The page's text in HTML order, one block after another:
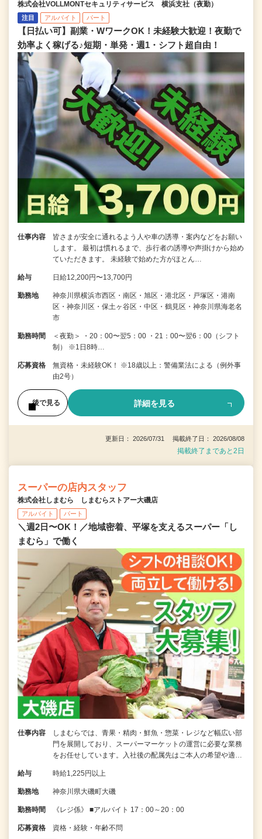
株式会社VOLLMONTセキュリティサービス 横浜支社（夜勤）
注目 アルバイト パート
【日払い可】副業・WワークOK！未経験大歓迎！夜勤で
効率よく稼げる♪短期・単発・週1・シフト超自由！
仕事内容
皆さまが安全に通れるよう人や車の誘導・案内などをお願い
します。 最初は慣れるまで、歩行者の誘導や声掛けから始め
ていただきます。 未経験で始めた方がほとん…
給与 日給12,200円〜13,700円
勤務地
神奈川県横浜市西区・南区・旭区・港北区・戸塚区・港南
区・神奈川区・保土ヶ谷区・中区・鶴見区・神奈川県海老名
市
勤務時間
＜夜勤＞ ・20：00〜翌5：00 ・21：00〜翌6：00（シフト
制） ※1日8時…
応募資格
無資格・未経験OK！ ※18歳以上：警備業法による（例外事
由2号）
後で見る 詳細を見る
更新日： 2026/07/31 掲載終了日： 2026/08/08
掲載終了まであと2日
スーパーの店内スタッフ
株式会社しまむら しまむらストアー大磯店
アルバイト パート
＼週2日〜OK！／地域密着、平塚を支えるスーパー「し
まむら」で働く
仕事内容
しまむらでは、青果・精肉・鮮魚・惣菜・レジなど幅広い部
門を展開しており、スーパーマーケットの運営に必要な業務
をお任せしています。入社後の配属先はご本人の希望や適…
給与 時給1,225円以上
勤務地 神奈川県大磯町大磯
勤務時間 《レジ係》 ■アルバイト 17：00～20：00
応募資格 資格・経験・年齢不問